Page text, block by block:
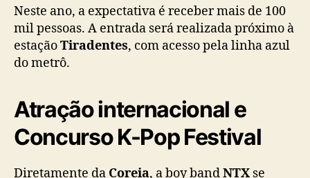
0
0
m
e
s
s
o
a
Neste ano, a expectativa é receber mais de 100
mil pessoas. A entrada será realizada próximo à
estaçãoTiradentes, com acesso pela linha azul
do metrô.
Atração internacional e
Concurso K-Pop Festival
Diretamente da Coreia, a boy bandNTX se